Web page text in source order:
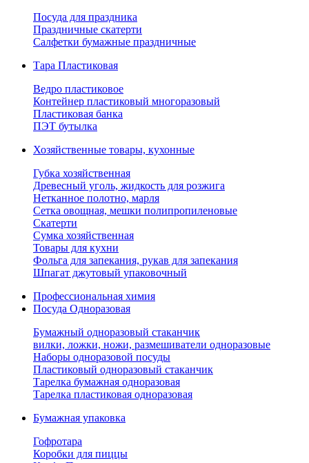
Посуда для праздника
Праздничные скатерти
Салфетки бумажные праздничные
Тара Пластиковая
Ведро пластиковое
Контейнер пластиковый многоразовый
Пластиковая банка
ПЭТ бутылка
Хозяйственные товары, кухонные
Губка хозяйственная
Древесный уголь, жидкость для розжига
Нетканное полотно, марля
Сетка овощная, мешки полипропиленовые
Скатерти
Сумка хозяйственная
Товары для кухни
Фольга для запекания, рукав для запекания
Шпагат джутовый упаковочный
Профессиональная химия
Посуда Одноразовая
Бумажный одноразовый стаканчик
вилки, ложки, ножи, размешиватели одноразовые
Наборы одноразовой посуды
Пластиковый одноразовый стаканчик
Тарелка бумажная одноразовая
Тарелка пластиковая одноразовая
Бумажная упаковка
Гофротара
Коробки для пиццы